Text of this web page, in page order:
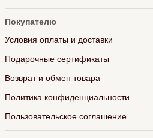
Покупателю
Условия оплаты и доставки
Подарочные сертификаты
Возврат и обмен товара
Политика конфиденциальности
Пользовательское соглашение